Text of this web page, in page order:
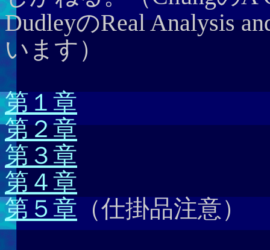
DudleyのReal Analysis
います）
第１章
第２章
第３章
第４章
第５章 （仕掛品注意）